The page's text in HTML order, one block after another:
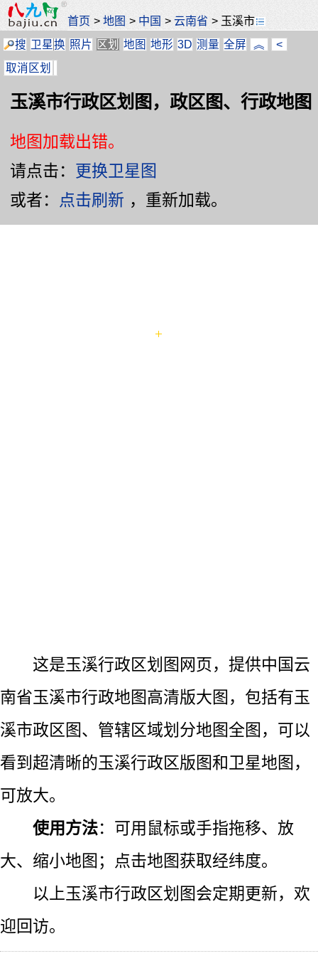
首页 >地图 > 中国 >云南省 > 玉溪市
搜 卫星换 照片 区划 地图 地形 3D 测量 全屏 ︽
<
取消区划
玉溪市行政区划图，政区图、行政地图
地图加载出错。
请点击： 更换卫星图
或者：
点击刷新 ，重新加载。
这是玉溪行政区划图网页，提供中国云
南省玉溪市行政地图高清版大图，包括有玉
溪市政区图、管辖区域划分地图全图，可以
看到超清晰的玉溪行政区版图和卫星地图，
可放大。
使用方法：可用鼠标或手指拖移、放
大、缩小地图；点击地图获取经纬度。
以上玉溪市行政区划图会定期更新，欢
迎回访。